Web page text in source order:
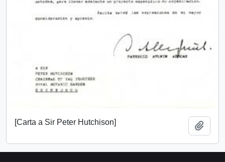
[Carta a Sir Peter Hutchison]